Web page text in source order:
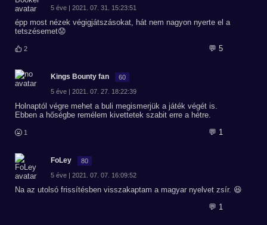
5 éve | 2021. 07. 31. 15:23:51
épp most nézek végigjátszásokat, hát nem nagyon nyerte el a
tetszésemet😟
2 💬 5
Kings Bounty fan 60
5 éve | 2021. 07. 27. 18:22:39
Holnaptól végre mehet a buli megismerjük a játék végét is.
Ebben a hőségbe remélem kivettetek szabit erre a hétre.
1 💬 1
FoLey 80
5 éve | 2021. 07. 07. 16:09:52
Na az utolsó frissítésben visszakaptam a magyar nyelvet zsír. 😆
💬 1